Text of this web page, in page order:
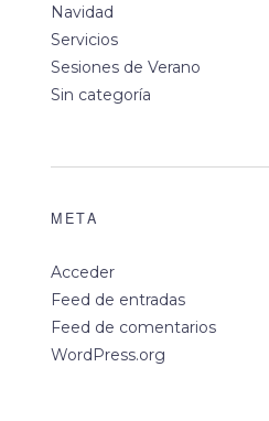
Navidad
Servicios
Sesiones de Verano
Sin categoría
META
Acceder
Feed de entradas
Feed de comentarios
WordPress.org